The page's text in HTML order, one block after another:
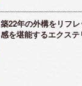
築22年の外構をリフ
感を堪能するエクス